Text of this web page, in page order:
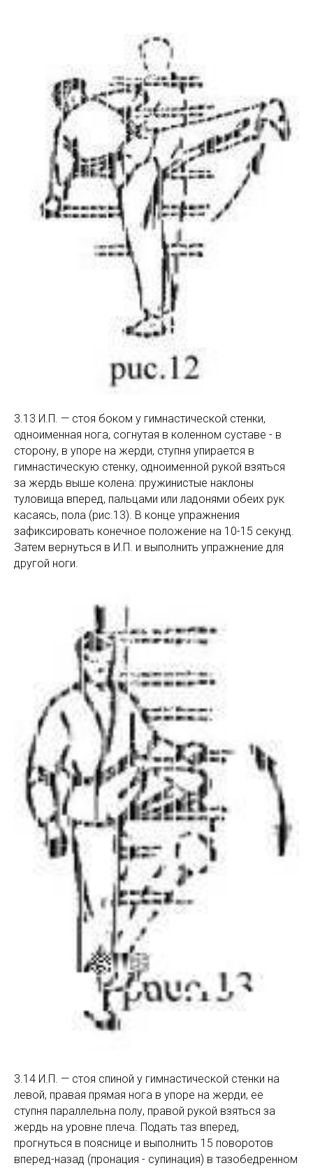
3.13 И.П. — стоя боком у гимнастической стенки,
одноименная нога, согнутая в коленном суставе - в
сторону, в упоре на жерди, ступня упирается в
гимнастическую стенку, одноименной рукой взяться
за жердь выше колена: пружинистые наклоны
туловища вперед, пальцами или ладонями обеих рук
касаясь, пола (рис.13). В конце упражнения
зафиксировать конечное положение на 10-15 секунд.
Затем вернуться в И.П. и выполнить упражнение для
другой ноги.
3.14 И.П. — стоя спиной у гимнастической стенки на
левой, правая прямая нога в упоре на жерди, ее
ступня параллельна полу, правой рукой взяться за
жердь на уровне плеча. Подать таз вперед,
прогнуться в пояснице и выполнить 15 поворотов
вперед-назад (пронация - супинация) в тазобедренном